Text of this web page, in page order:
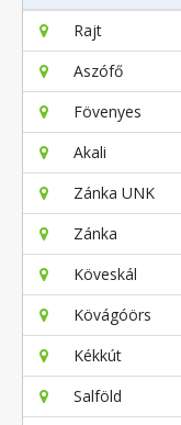
Rajt
Aszófő
Fövenyes
Akali
Zánka UNK
Zánka
Köveskál
Kövágóörs
Kékkút
Salföld